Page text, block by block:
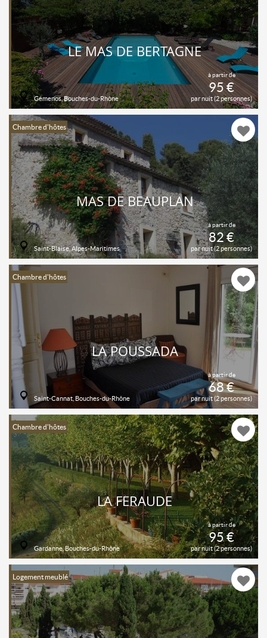
à partir de
95 €
par nuit (2 personnes)
LE MAS DE BERTAGNE
Gémenos, Bouches-du-Rhône
Chambre d'hôtes
à partir de
82 €
par nuit (2 personnes)
MAS DE BEAUPLAN
Saint-Blaise, Alpes-Maritimes
Chambre d'hôtes
à partir de
68 €
par nuit (2 personnes)
LA POUSSADA
Saint-Cannat, Bouches-du-Rhône
Chambre d'hôtes
à partir de
95 €
par nuit (2 personnes)
LA FÉRAUDE
Gardanne, Bouches-du-Rhône
Logement meublé